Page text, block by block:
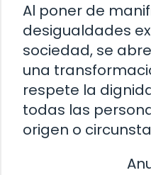
Al poner de
desigualdades
sociedad, se
una
respete la
todas las
origen o